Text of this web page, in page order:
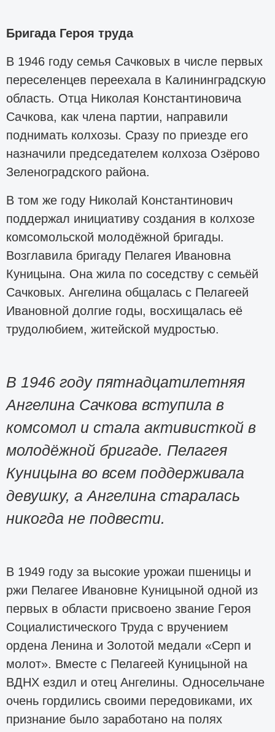
Бригада Героя труда
В 1946 году семья Сачковых в числе первых
переселенцев переехала в Калининградскую
область. Отца Николая Константиновича
Сачкова, как члена партии, направили
поднимать колхозы. Сразу по приезде его
назначили председателем колхоза Озёрово
Зеленоградского района.
В том же году Николай Константинович
поддержал инициативу создания в колхозе
комсомольской молодёжной бригады.
Возглавила бригаду Пелагея Ивановна
Куницына. Она жила по соседству с семьёй
Сачковых. Ангелина общалась с Пелагеей
Ивановной долгие годы, восхищалась её
трудолюбием, житейской мудростью.
В 1946 году пятнадцатилетняя
Ангелина Сачкова вступила в
комсомол и стала активисткой в
молодёжной бригаде. Пелагея
Куницына во всем поддерживала
девушку, а Ангелина старалась
никогда не подвести.
В 1949 году за высокие урожаи пшеницы и
ржи Пелагее Ивановне Куницыной одной из
первых в области присвоено звание Героя
Социалистического Труда с вручением
ордена Ленина и Золотой медали «Серп и
молот». Вместе с Пелагеей Куницыной на
ВДНХ ездил и отец Ангелины. Односельчане
очень гордились своими передовиками, их
признание было заработано на полях